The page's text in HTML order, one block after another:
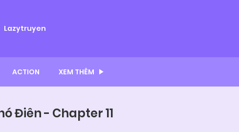
Lazytruyen
ACTION XEM THÊM
Điên - Chapter 11